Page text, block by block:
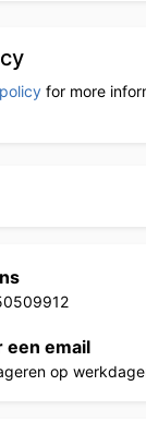
for more
een email
op